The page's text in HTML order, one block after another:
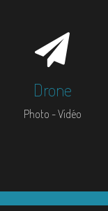
Drone
Photo - Vidéo